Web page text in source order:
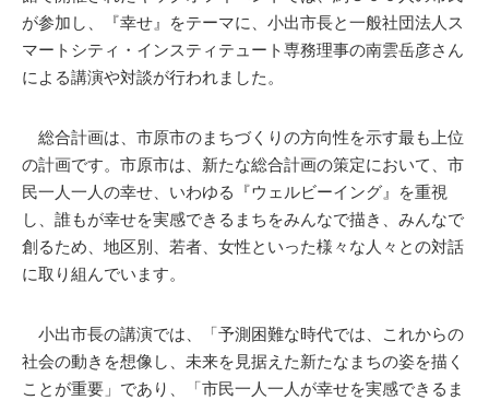
が参加し、『幸せ』をテーマに、小出市長と一般社団法人ス
マートシティ・インスティテュート専務理事の南雲岳彦さん
による講演や対談が行われました。
総合計画は、市原市のまちづくりの方向性を示す最も上位
の計画です。市原市は、新たな総合計画の策定において、市
民一人一人の幸せ、いわゆる『ウェルビーイング』を重視
し、誰もが幸せを実感できるまちをみんなで描き、みんなで
創るため、地区別、若者、女性といった様々な人々との対話
に取り組んでいます。
小出市長の講演では、「予測困難な時代では、これからの
社会の動きを想像し、未来を見据えた新たなまちの姿を描く
ことが重要」であり、「市民一人一人が幸せを実感できるま